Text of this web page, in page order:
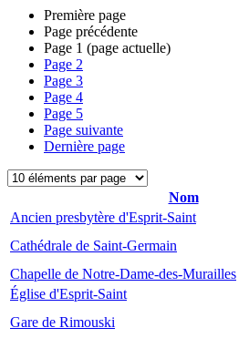
Première page
Page précédente
Page 1 (page actuelle)
Page 2
Page 3
Page 4
Page 5
Page suivante
Dernière page
Nom
Ancien presbytère d'Esprit-Saint
Cathédrale de Saint-Germain
Chapelle de Notre-Dame-des-Murailles
Église d'Esprit-Saint
Gare de Rimouski